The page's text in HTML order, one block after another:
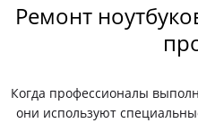
Ремонт
Когда профессионалы
они используют